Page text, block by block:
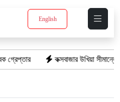
English
কক্সবাজার উখিয়া সীমান্তে মাইন